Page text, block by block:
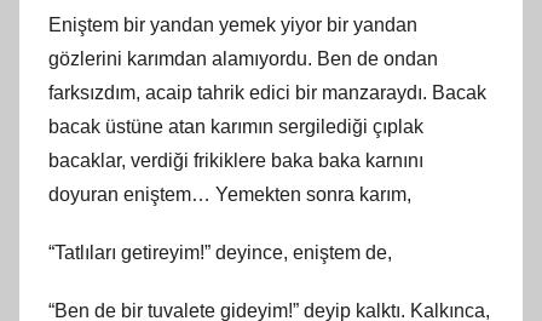
Eniştem bir yandan yemek yiyor bir yandan
gözlerini karımdan alamıyordu. Ben de ondan
farksızdım, acaip tahrik edici bir manzaraydı. Bacak
bacak üstüne atan karımın sergilediği çıplak
bacaklar, verdiği frikiklere baka baka karnını
doyuran eniştem… Yemekten sonra karım,
“Tatlıları getireyim!” deyince, eniştem de,
“Ben de bir tuvalete gideyim!” deyip kalktı. Kalkınca,